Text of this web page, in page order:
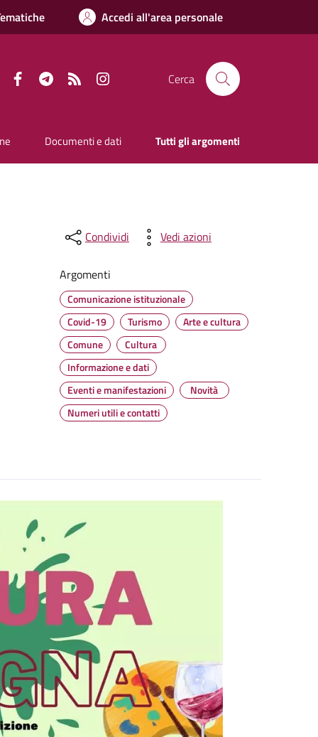
Accedi all'area personale
FacebookTelegramRSS Cerca
Documenti e dati Tutti gli argomenti
Condividi Vedi azioni
Argomenti
Comunicazione istituzionale
Covid-19
Turismo
Arte e cultura
Comune
Cultura
Informazione e dati
Eventi e manifestazioni
Novità
Numeri utili e contatti